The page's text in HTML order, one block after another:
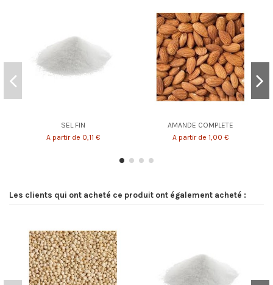
SEL FIN
A partir de 0,11 €
AMANDE COMPLETE
A partir de 1,00 €
Les clients qui ont acheté ce produit ont également acheté :